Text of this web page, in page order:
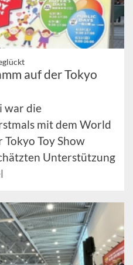
auf der Tokyo
war die
mit dem World
Tokyo Toy Show
Unterstützung